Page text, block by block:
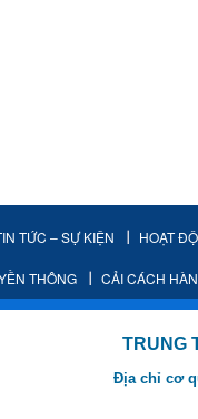
TỨC – SỰ KIỆN HOẠT
THÔNG CẢI CÁCH
TRUNG TÂM
Địa chỉ cơ
- Cơ sở 2: Khu